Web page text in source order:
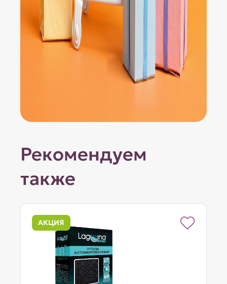
Рекомендуем
также
АКЦИЯ